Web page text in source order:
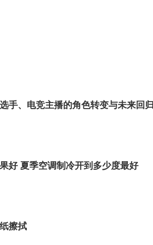
手、电竞主播的角色转变与未来回归
好 夏季空调制冷开到多少度最好
擦拭